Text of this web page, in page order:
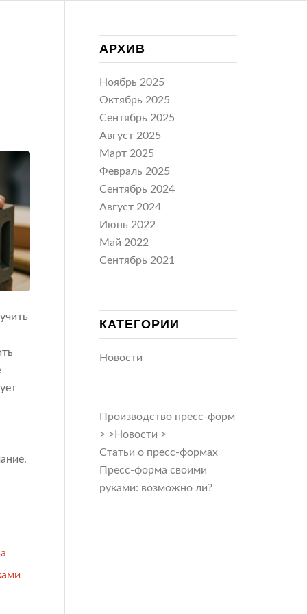
АРХИВ
Ноябрь 2025
Октябрь 2025
Сентябрь 2025
Август 2025
Март 2025
Февраль 2025
Сентябрь 2024
Август 2024
Июнь 2022
Май 2022
Сентябрь 2021
КАТЕГОРИИ
Новости
Производство пресс-форм
>
Статьи о пресс-формах
> Новости >
Пресс-форма своими
руками: возможно ли?